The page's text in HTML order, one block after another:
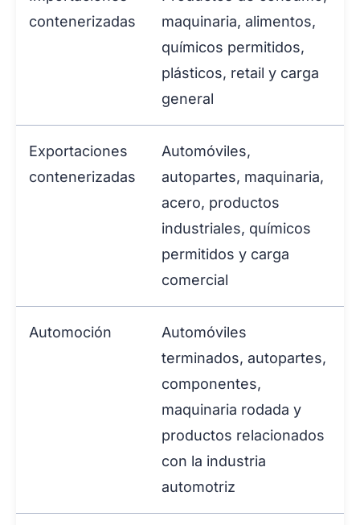
contenerizadas
maquinaria, alimentos,
químicos permitidos,
plásticos, retail y carga
general
Exportaciones
contenerizadas
Automóviles,
autopartes, maquinaria,
acero, productos
industriales, químicos
permitidos y carga
comercial
Automoción
Automóviles
terminados, autopartes,
componentes,
maquinaria rodada y
productos relacionados
con la industria
automotriz